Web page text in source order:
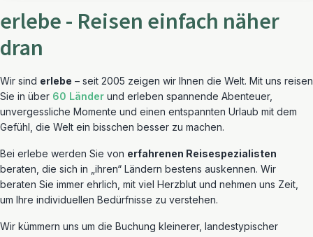
erlebe - Reisen einfach näher
dran
Wir sind erlebe – seit 2005 zeigen wir Ihnen die Welt. Mit uns reisen
Sie in über 60 Länder und erleben spannende Abenteuer,
unvergessliche Momente und einen entspannten Urlaub mit dem
Gefühl, die Welt ein bisschen besser zu machen.
Bei erlebe werden Sie von erfahrenen Reisespezialisten
beraten, die sich in „ihren“ Ländern bestens auskennen. Wir
beraten Sie immer ehrlich, mit viel Herzblut und nehmen uns Zeit,
um Ihre individuellen Bedürfnisse zu verstehen.
Wir kümmern uns um die Buchung kleinerer, landestypischer